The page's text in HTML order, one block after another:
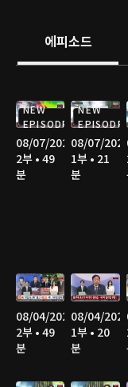
에피소드
NEW
EPISODE
08/07/2026
2부 • 49
분
NEW
EPISODE
08/07/
1부 • 21
분
08/04/2026
2부 • 49
분
08/04/
1부 • 20
분